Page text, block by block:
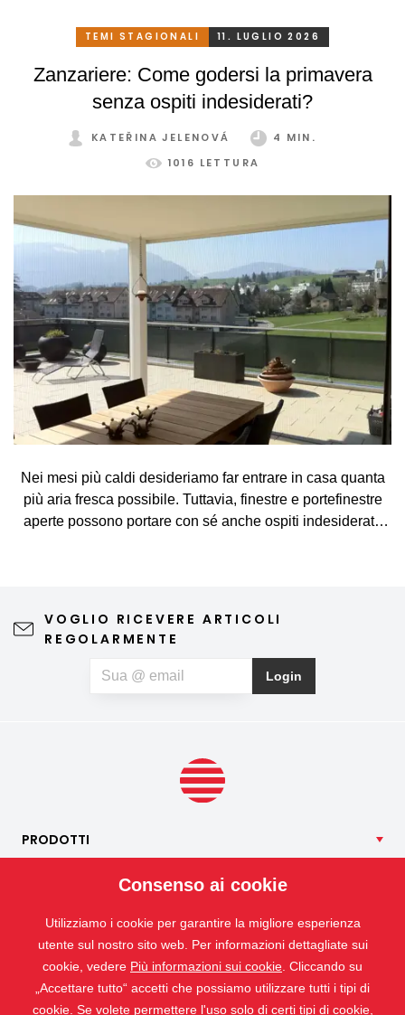
rilassarsi. Che peccato, però. Eppure basta davvero poco.
intelligente, potrete godervi la vostra veranda in tutta
comodità, in ogni stagione e senza limitazioni.
TEMI STAGIONALI 11. LUGLIO 2026
Zanzariere: Come godersi la primavera
senza ospiti indesiderati?
KATEŘINA JELENOVÁ
4 MIN.
1016 LETTURA
Nei mesi più caldi desideriamo far entrare in casa quanta
più aria fresca possibile. Tuttavia, finestre e portefinestre
aperte possono portare con sé anche ospiti indesiderati,
dell'abitazione, richiede una manutenzione minima e può
contribuire anche a un riposo notturno più sereno. Se, oltre
limitare la quantità di particelle di polline che penetrano
all’interno.
VOGLIO RICEVERE ARTICOLI
REGOLARMENTE
Login
PRODOTTI
ISOTRA
Consenso ai cookie
Utilizziamo i cookie per garantire la migliore esperienza
utente sul nostro sito web. Per informazioni dettagliate sui
cookie, vedere Più informazioni sui cookie . Cliccando su
„Accettare tutto“ accetti che possiamo utilizzare tutti i tipi di
cookie. Se volete permettere l'uso solo di certi tipi di cookie,